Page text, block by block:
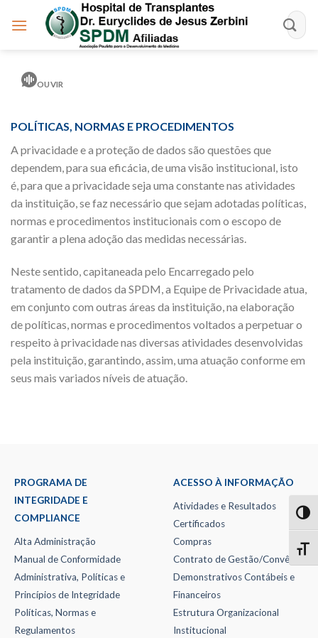
OUVIR
POLÍTICAS, NORMAS E PROCEDIMENTOS
A privacidade e a proteção de dados são questões que
dependem, para sua eficácia, de uma visão institucional, isto
é, para que a privacidade seja uma constante nas atividades
da instituição, se faz necessário que sejam adotadas políticas,
normas e procedimentos institucionais com o escopo de
garantir a plena adoção das medidas necessárias.
Neste sentido, capitaneada pelo Encarregado pelo
tratamento de dados da SPDM, a Equipe de Privacidade atua,
em conjunto com outras áreas da instituição, na elaboração
de políticas, normas e procedimentos voltados a perpetuar o
respeito à privacidade nas diversas atividades desenvolvidas
pela instituição, garantindo, assim, uma atuação conforme em
seus mais variados níveis de atuação.
PROGRAMA DE
INTEGRIDADE E
COMPLIANCE
Alta Administração
Manual de Conformidade
Administrativa, Políticas e
Princípios de Integridade
Políticas, Normas e
Regulamentos
ACESSO À INFORMAÇÃO
Atividades e Resultados
Certificados
Compras
Contrato de Gestão/Convênio
Demonstrativos Contábeis e
Financeiros
Estrutura Organizacional
Institucional